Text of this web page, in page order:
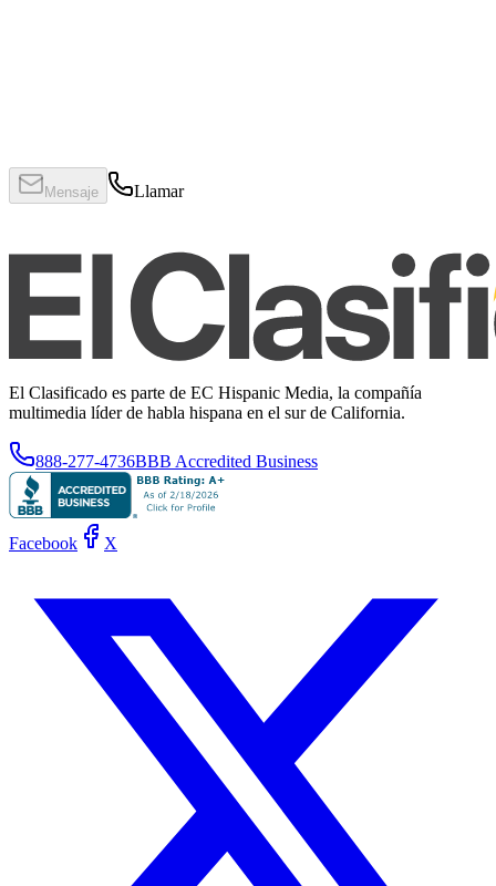
Mensaje Llamar
El Clasificado es parte de EC Hispanic Media, la compañía
multimedia líder de habla hispana en el sur de California.
888-277-4736BBB Accredited Business
Facebook X